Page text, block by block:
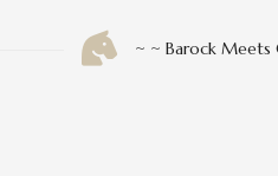
~ ~ Barock Meets